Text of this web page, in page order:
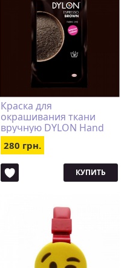
Краска для
окрашивания ткани
вручную DYLON Hand
Use Espresso Brown
280 грн.
КУПИТЬ